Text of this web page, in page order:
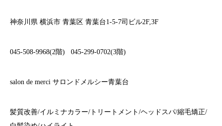
神奈川県 横浜市 青葉区 青葉台1-5-7司ビル2F,3F
045-508-9968(2階) 045-299-0702(3階)
salon de merci サロンドメルシー青葉台
髪質改善/イルミナカラー/ トリートメント /ヘッドスパ/縮毛矯正/